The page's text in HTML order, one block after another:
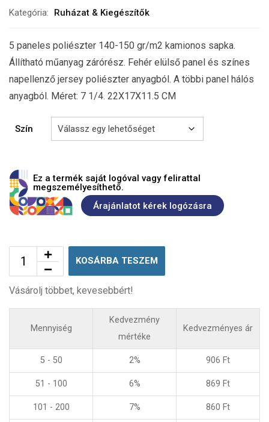
Kategória:
Ruházat & Kiegészítők
5 paneles poliészter 140-150 gr/m2 kamionos sapka.
Állítható műanyag zárórész. Fehér elülső panel és színes
napellenző jersey poliészter anyagból. A többi panel hálós
anyagból. Méret: 7 1/4. 22X17X11.5 CM
Szín
Ez a termék saját logóval vagy felirattal
megszemélyesíthető.
Árajánlatot kérek logózásra
KOSÁRBA TESZEM
Vásárolj többet, kevesebbért!
Mennyiség
Kedvezmény
mértéke
Kedvezményes ár
5 - 50 2% 906 Ft
51 - 100 6% 869 Ft
101 - 200 7% 860 Ft